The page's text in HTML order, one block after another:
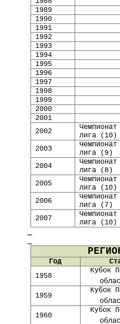
1989
1990
1991
1992
1993
1994
1995
1996
1997
1998
1999
2000
2001
2002
лига (10)
2003
лига (9)
2004
лига (8)
2005
лига (10)
2006
лига (7)
2007
лига (10)
Год
1958
Кубок
1959
Кубок
1960
Кубок